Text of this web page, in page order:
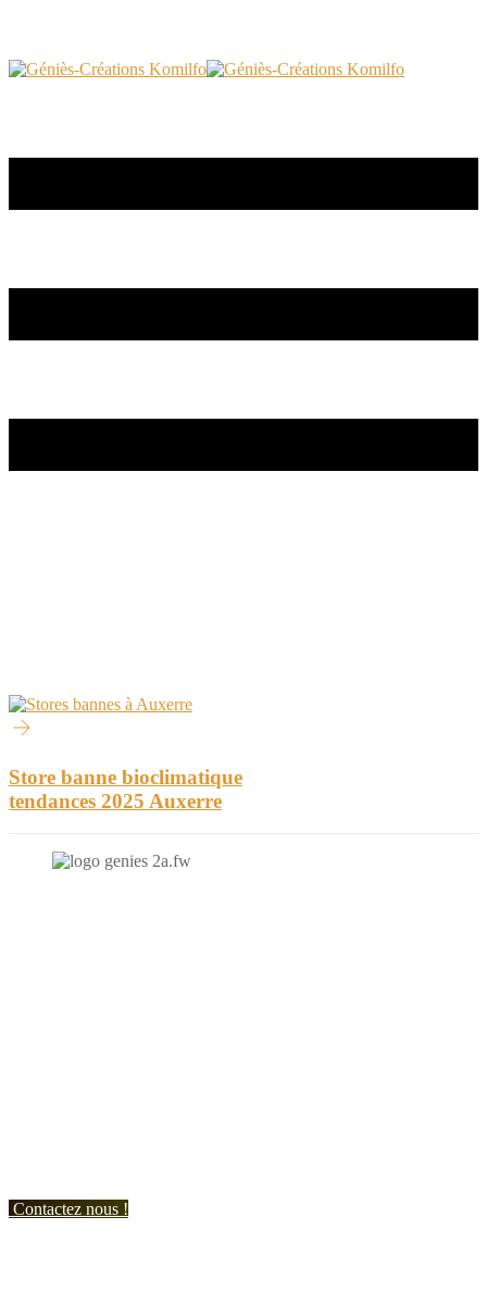
Store banne bioclimatique
tendances 2025 Auxerre
Contactez nous !